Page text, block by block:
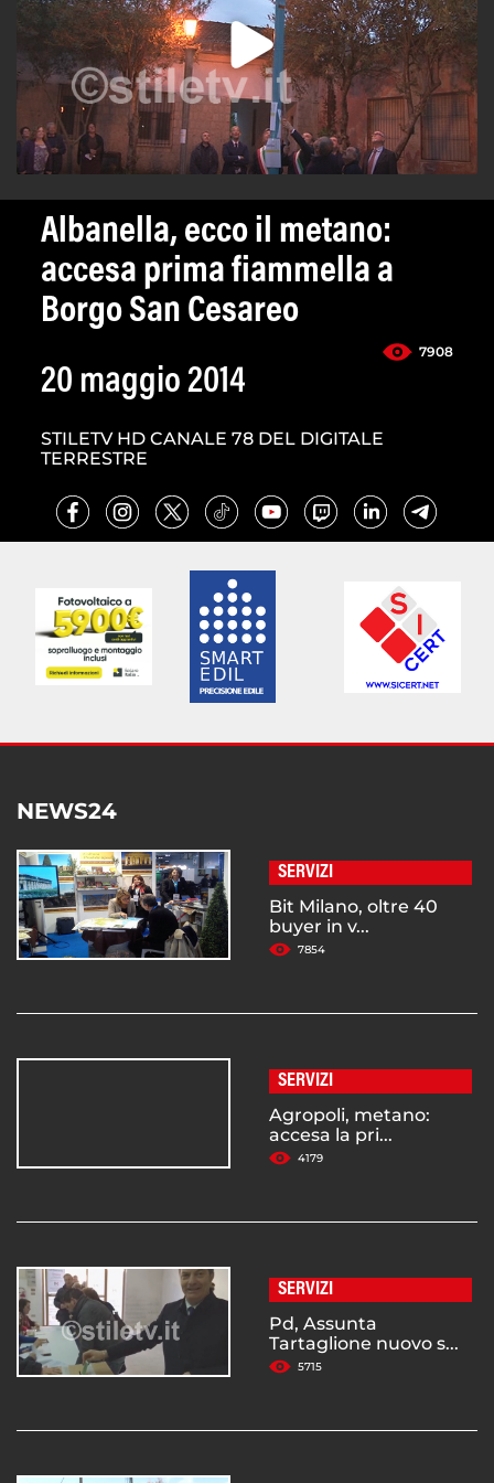
Albanella, ecco il metano:
accesa prima fiammella a
Borgo San Cesareo
7908
20 maggio 2014
STILETV HD CANALE 78 DEL DIGITALE
TERRESTRE
NEWS24
SERVIZI
Bit Milano, oltre 40
buyer in v...
7854
SERVIZI
Agropoli, metano:
accesa la pri...
4179
SERVIZI
Pd, Assunta
Tartaglione nuovo s...
5715